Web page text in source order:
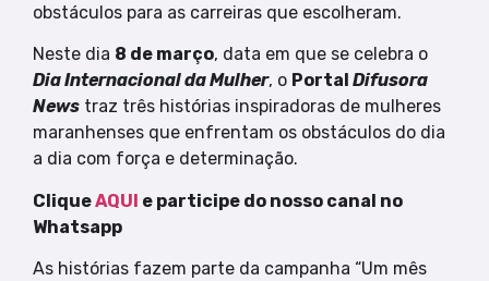
obstáculos para as carreiras que escolheram.
Neste dia 8 de março, data em que se celebra o
Dia Internacional da Mulher, o Portal Difusora
News traz três histórias inspiradoras de mulheres
maranhenses que enfrentam os obstáculos do dia
a dia com força e determinação.
CliqueAQUI e participe do nosso canal no
Whatsapp
As histórias fazem parte da campanha “Um mês